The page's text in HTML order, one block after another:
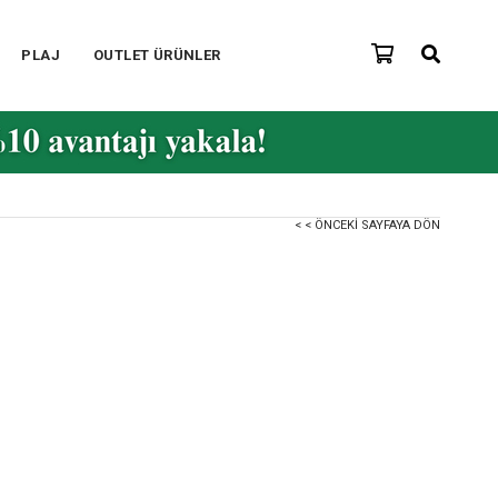
PLAJ OUTLET ÜRÜNLER
< < ÖNCEKI SAYFAYA DÖN